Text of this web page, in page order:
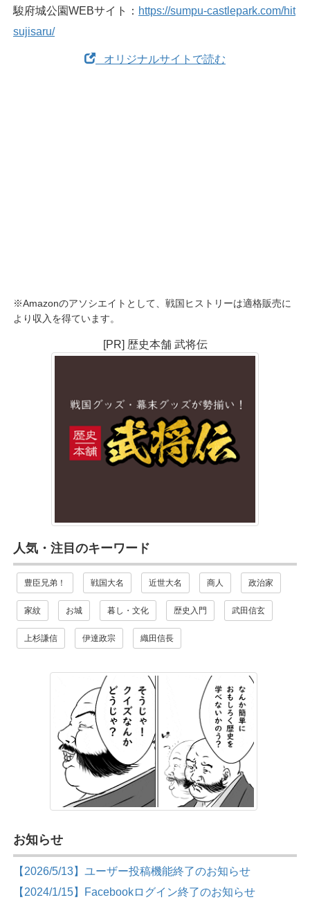
駿府城公園WEBサイト： https://sumpu-castlepark.com/hit
sujisaru/
オリジナルサイトで読む
※Amazonのアソシエイトとして、戦国ヒストリーは適格販売に
より収入を得ています。
[PR] 歴史本舗 武将伝
人気・注目のキーワード
豊臣兄弟！ 戦国大名 近世大名 商人 政治家
家紋 お城 暮し・文化 歴史入門 武田信玄
上杉謙信 伊達政宗 織田信長
お知らせ
【2026/5/13】ユーザー投稿機能終了のお知らせ
【2024/1/15】Facebookログイン終了のお知らせ